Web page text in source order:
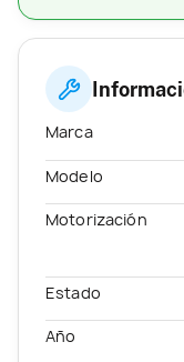
Marca
Modelo
Motorización
Estado
Año